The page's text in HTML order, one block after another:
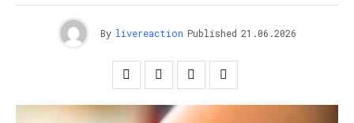
By livereaction Published 21.06.2026